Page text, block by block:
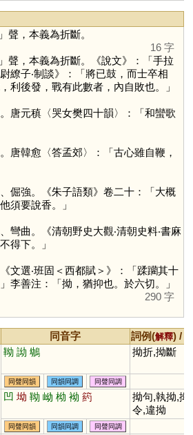
」聲，本義為折斷。
16 字
」聲，本義為折斷。《說文》：「手拉
繚子‧制談》：「將已鼓，而士卒相
利後發，戰有此數者，內自敗也。」
唐元稹〈哭女樊四十韻〉：「和蠻歌
唐韓愈〈答孟郊〉：「古心雖自鞭，
倔強。《朱子語類》卷二十：「大概
須要說香。」
彎曲。《清朝野史大觀‧清朝史料‧書麻
得下。」
文選‧班固＜西都賦＞》：「蹂躪其十
李善注：「拗，猶抑也。於六切。」
290 字
同音字 詞例(解釋) /
靿 詏 鴢 拗折,拗斷
同聲同韻 同韻同調 同聲同調
凹 坳 靿 岰 柪 袎 箹
拗句,執拗,拗
令,違拗
同聲同韻 同韻同調 同聲同調